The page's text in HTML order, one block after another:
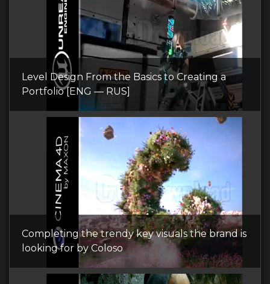
Level Design From the Basics to Creating a
Portfolio [ENG — RUS]
Completing the trendy key visuals the brand is
looking for by Coloso